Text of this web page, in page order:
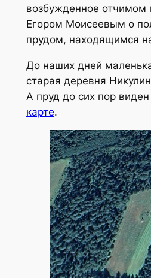
возбужденное отчимом
Егором Моисеевым о
прудом, находящимся
До наших дней
старая деревня
А пруд до сих пор виден
карте.